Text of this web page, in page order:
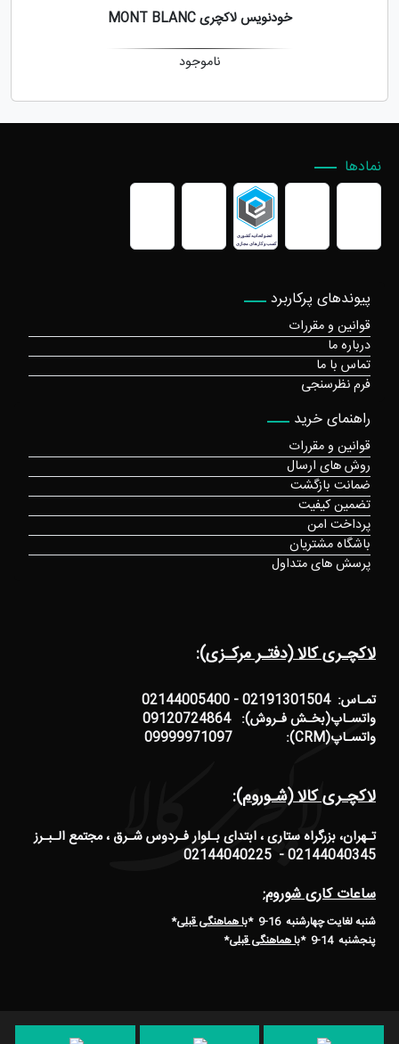
خودنویس لاکچری MONT BLANC
ناموجود
لاکچـری کالا (دفتـر مرکـزی):
تمـاس: 02191301504 - 02144005400
واتسـاپ(بخـش فـروش): 09120724864
واتسـاپ(CRM): 09999971097
لاکچـری کالا (شـوروم):
تـهران، بزرگراه ستاری ، ابتدای بـلوار فـردوس شـرق ، مجتمع الـبـرز
02144040345 - 02144040225
ساعات کاری شوروم:
شنبه لغایت چهارشنبه 16-9 * با هماهنگی قبلی*
پنجشنبه 14-9
*با هماهنگی قبلی*
پیوندهای پرکاربرد
قوانین و مقررات
درباره ما
تماس با ما
فرم نظرسنجی
راهنمای خرید
قوانین و مقررات
روش های ارسال
ضمانت بازگشت
تضمین کیفیت
پرداخت امن
باشگاه مشتریان
پرسش های متداول
نمادها